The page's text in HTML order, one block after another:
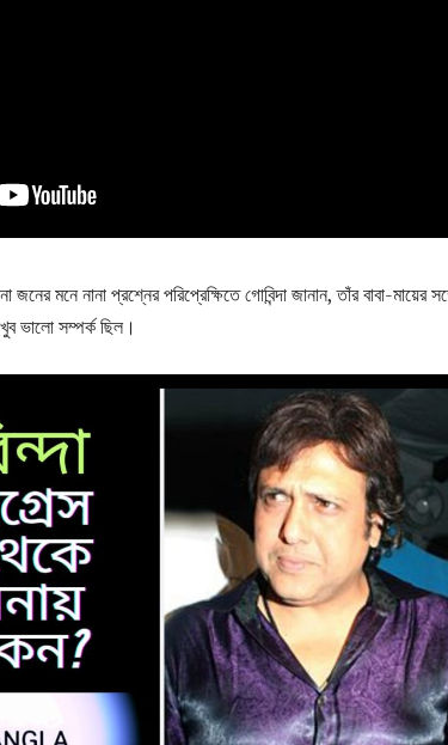
জনের মনে নানা প্রশ্নের পরিপ্রেক্ষিতে গোবিন্দা জানান, তাঁর বাবা-মায়ের
খুব ভালো সম্পর্ক ছিল।